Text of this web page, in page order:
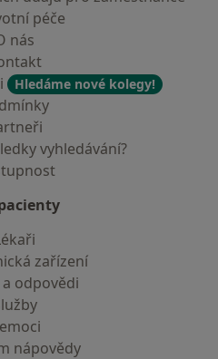
péče
nás
Hledáme nové kolegy!
vyhledávání?
zařízení
odpovědi
nápovědy